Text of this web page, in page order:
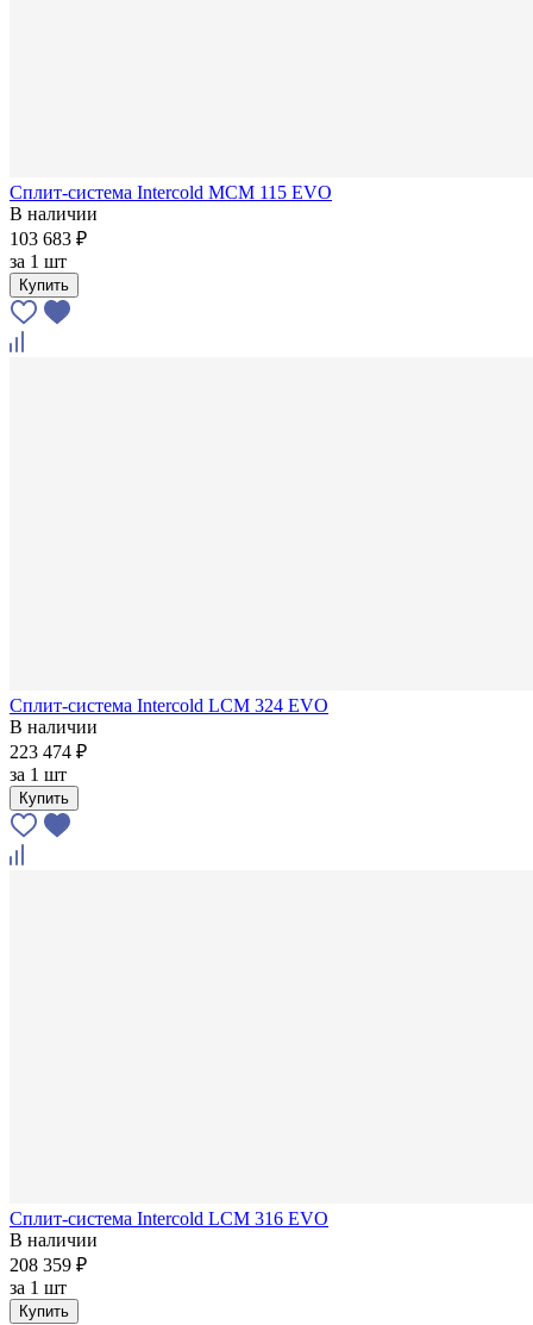
Сплит-система Intercold MCM 115 EVO
В наличии
103 683 ₽
за 1 шт
Купить
Сплит-система Intercold LCM 324 EVO
В наличии
223 474 ₽
за 1 шт
Купить
Сплит-система Intercold LCM 316 EVO
В наличии
208 359 ₽
за 1 шт
Купить